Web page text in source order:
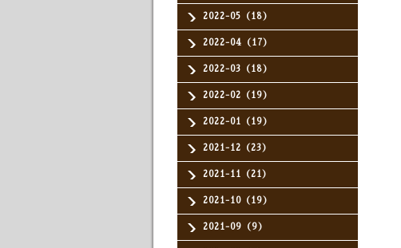
2022-05（18）
2022-04（17）
2022-03（18）
2022-02（19）
2022-01（19）
2021-12（23）
2021-11（21）
2021-10（19）
2021-09（9）